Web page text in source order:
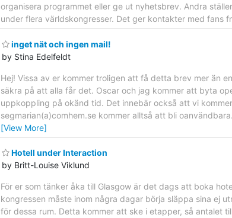
organisera programmet eller ge ut nyhetsbrev. Andra
under flera världskongresser. Det ger kontakter med fans
inget nät och ingen mail!
by Stina Edelfeldt
Hej! Vissa av er kommer troligen att få detta brev mer än
säkra på att alla får det. Oscar och jag kommer att byta
uppkoppling på okänd tid. Det innebär också att vi
segmarian(a)comhem.se kommer alltså att bli
[View More]
Hotell under Interaction
by Britt-Louise Viklund
För er som tänker åka till Glasgow är det dags att boka
kongressen måste inom några dagar börja släppa sina ej
för dessa rum. Detta kommer att ske i etapper, så antalet